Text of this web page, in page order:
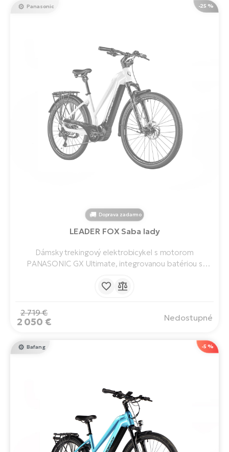
-25 %
Panasonic
Doprava zadarmo
LEADER FOX Saba lady
Dámsky trekingový elektrobicykel s motorom
PANASONIC GX Ultimate, integrovanou batériou s
zdvihom 120 mm, jednoduchým ovládaním, blatníkmi a
vám umožní brázdiť mesto a prírodu s gráciou a
2 719 €
2 050 € Nedostupné
-5 %
Bafang